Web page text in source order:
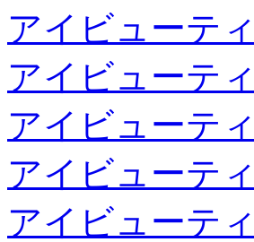
アイビューテ
アイビューテ
アイビューテ
アイビューテ
アイビューテ